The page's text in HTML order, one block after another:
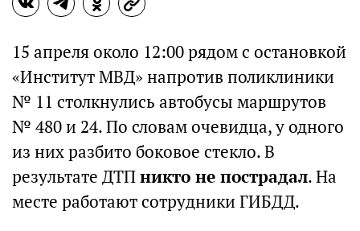
15 апреля около 12:00 рядом с остановкой
«Институт МВД» напротив поликлиники
№ 11 столкнулись автобусы маршрутов
№ 480 и 24. По словам очевидца, у одного
из них разбито боковое стекло. В
результате ДТПникто не пострадал. На
месте работают сотрудники ГИБДД.